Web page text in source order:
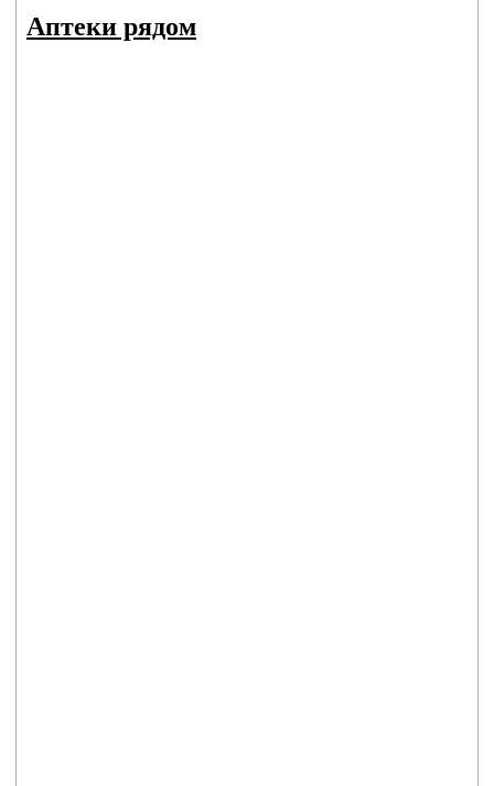
Аптеки рядом